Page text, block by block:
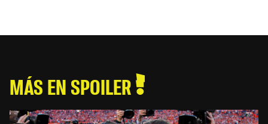
MÁS EN SPOILER